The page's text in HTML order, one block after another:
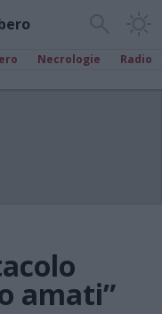
Necrologie Radio
amati”